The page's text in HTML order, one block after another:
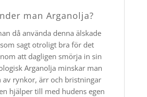
man Arganolja?
då använda denna älskade
sagt otroligt bra för det
att dagligen smörja in sin
Arganolja minskar man
av rynkor, ärr och bristningar
hjälper till med hudens egen